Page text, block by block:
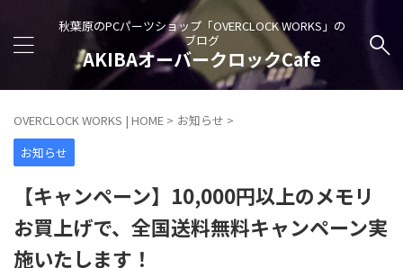
秋葉原のPCパーツショップ「OVERCLOCK WORKS」の
ブログ
AKIBAオーバークロックCafe
OVERCLOCK WORKS | HOME > お知らせ >
お知らせ
【キャンペーン】10,000円以上のメモリ
お買上げで、全国送料無料キャンペーン実
施いたします！